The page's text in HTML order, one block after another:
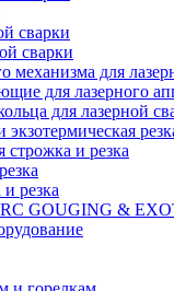
сварки
сварки
для
для лазерного
для лазерной
строжка и резка
резка
GOUGING &